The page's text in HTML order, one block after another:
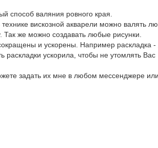
способ валяния ровного края.
вискозной акварели можно валять
же можно создавать любые рисунки.
и ускорены. Например раскладка -
раскладки ускорила, чтобы не утомлять Вас
задать их мне в любом мессенджере